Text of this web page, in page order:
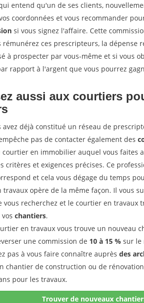
entend qu'un de ses clients,
coordonnées et vous recommander
si vous signez l'affaire. Cette
rémunérez ces prescripteurs, la dépense
à prospecter par vous-même et si vous
rapport à l'argent que vous pourrez
aussi aux courtiers
avez déjà constitué un réseau de
pas de contacter également des
en immobilier auquel vous faites
critères et exigences précises. Ce
et cela vous dégage du temps
travaux opère de la même façon. Il vous
vous recherchez et le courtier en travaux
chantiers.
en travaux vous trouve un nouveau
une commission de 10 à 15 % sur le
pas à vous faire connaître auprès des
chantier de construction ou de
pour les travaux.
Trouver de nouveaux